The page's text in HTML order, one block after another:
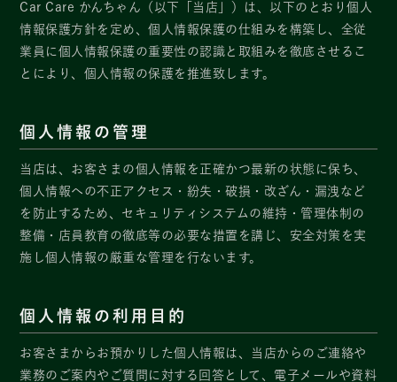
Car Care かんちゃん（以下「当店」）は、以下のとおり個人
情報保護方針を定め、個人情報保護の仕組みを構築し、全従
業員に個人情報保護の重要性の認識と取組みを徹底させるこ
とにより、個人情報の保護を推進致します。
個人情報の管理
当店は、お客さまの個人情報を正確かつ最新の状態に保ち、
個人情報への不正アクセス・紛失・破損・改ざん・漏洩など
を防止するため、セキュリティシステムの維持・管理体制の
整備・店員教育の徹底等の必要な措置を講じ、安全対策を実
施し個人情報の厳重な管理を行ないます。
個人情報の利用目的
お客さまからお預かりした個人情報は、当店からのご連絡や
業務のご案内やご質問に対する回答として、電子メールや資料